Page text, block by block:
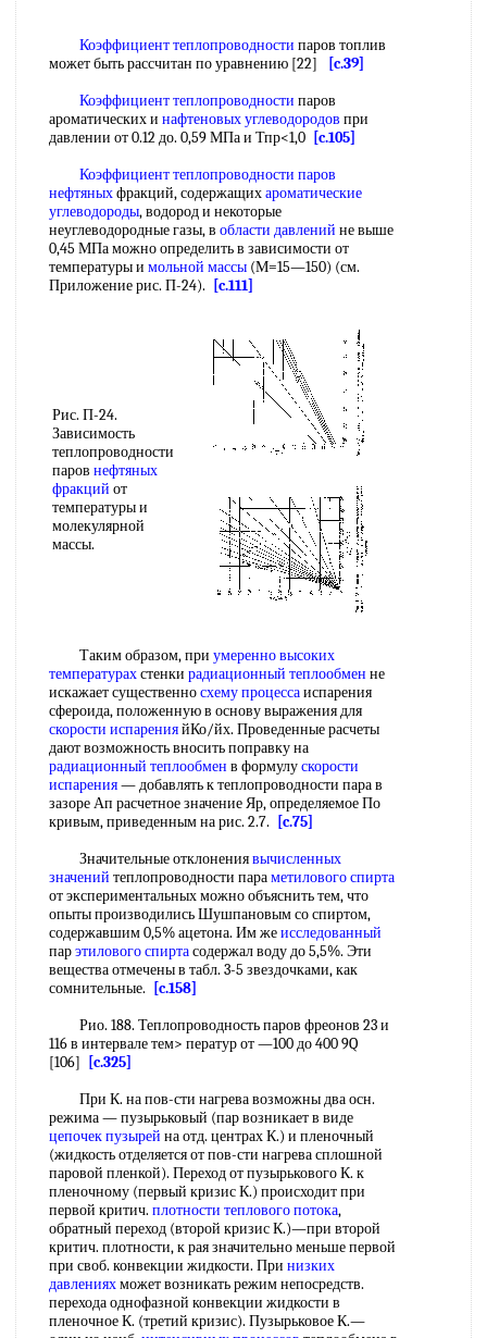
Коэффициент теплопроводности паров топлив
может быть рассчитан по уравнению [22]
[c.39]
Коэффициент теплопроводности паров
ароматических и нафтеновых углеводородов при
давлении от 0.12 до. 0,59 МПа и Тпр<1,0 [c.105]
Коэффициент теплопроводности паров
нефтяныхфракций, содержащихароматические
углеводороды, водород и некоторые
неуглеводородные газы, в области давлений не выше
0,45 МПа можно определить в зависимости от
температуры и мольной массы (М=15—150) (см.
Приложение рис. П-24).
[c.111]
Рис. П-24.
Зависимость
теплопроводности
паров нефтяных
фракций от
температуры и
молекулярной
массы.
Таким образом, при умеренновысоких
температурахстенки радиационный теплообмен не
искажает существенносхему процессаиспарения
сфероида, положенную в основу выражения для
скорости испаренияйКо/йх. Проведенные расчеты
дают возможность вносить поправку на
радиационный теплообмен в формулускорости
испарения— добавлять к теплопроводности пара в
зазоре Ап расчетное значение Яр, определяемое По
кривым, приведенным на рис. 2.7.
[c.75]
Значительные отклонениявычисленных
значений теплопроводности параметилового спирта
от экспериментальных можно объяснить тем, что
опыты производились Шушпановым со спиртом,
содержавшим 0,5% ацетона. Им жеисследованный
парэтилового спиртасодержал воду до 5,5%. Эти
вещества отмечены в табл. 3-5 звездочками, как
сомнительные.
[c.158]
Рио. 188. Теплопроводность паров фреонов 23 и
116 в интервале тем> ператур от —100 до 400 9Q
[106]
[c.325]
При К. на пов-сти нагрева возможны два осн.
режима — пузырьковый (пар возникает в виде
цепочек пузырей на отд. центрах К.) и пленочный
(жидкость отделяется от пов-сти нагрева сплошной
паровой пленкой). Переход от пузырькового К. к
пленочному (первый кризис К.) происходит при
первой критич. плотности теплового потока,
обратный переход (второй кризис К.)—при второй
критич. плотности, к рая значительно меньше первой
при своб. конвекции жидкости. При низких
давленияхможет возникать режим непосредств.
перехода однофазной конвекции жидкости в
пленочное К. (третий кризис). Пузырьковое К.—